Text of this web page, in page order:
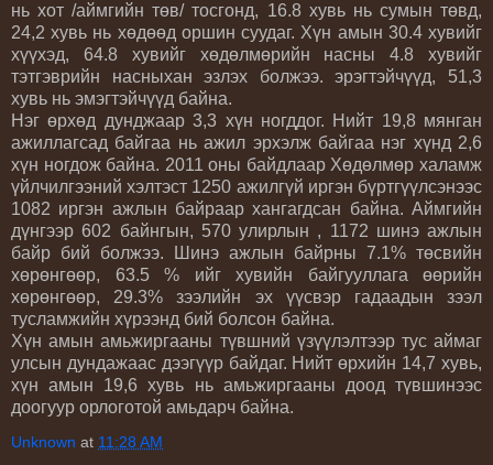
нь хот /аймгийн төв/ тосгонд, 16.8 хувь нь сумын төвд,
24,2 хувь нь хөдөөд оршин суудаг. Хүн амын 30.4 хувийг
хүүхэд, 64.8 хувийг хөдөлмөрийн насны 4.8 хувийг
тэтгэврийн насныхан эзлэх болжээ. эрэгтэйчүүд, 51,3
хувь нь эмэгтэйчүүд байна.
Нэг өрхөд дунджаар 3,3 хүн ногддог. Нийт 19,8 мянган
ажиллагсад байгаа нь ажил эрхэлж байгаа нэг хүнд 2,6
хүн ногдож байна. 2011 оны байдлаар Хөдөлмөр халамж
үйлчилгээний хэлтэст 1250 ажилгүй иргэн бүртгүүлсэнээс
1082 иргэн ажлын байраар хангагдсан байна. Аймгийн
дүнгээр 602 байнгын, 570 улирлын , 1172 шинэ ажлын
байр бий болжээ. Шинэ ажлын байрны 7.1% төсвийн
хөрөнгөөр, 63.5 % ийг хувийн байгууллага өөрийн
хөрөнгөөр, 29.3% зээлийн эх үүсвэр гадаадын зээл
тусламжийн хүрээнд бий болсон байна.
Хүн амын амьжиргааны түвшний үзүүлэлтээр тус аймаг
улсын дундажаас дээгүүр байдаг. Нийт өрхийн 14,7 хувь,
хүн амын 19,6 хувь нь амьжиргааны доод түвшинээс
доогуур орлоготой амьдарч байна.
Unknown at 11:28 AM